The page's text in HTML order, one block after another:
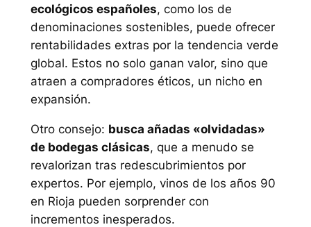
ecológicos españoles, como los de
denominaciones sostenibles, puede ofrecer
rentabilidades extras por la tendencia verde
global. Estos no solo ganan valor, sino que
atraen a compradores éticos, un nicho en
expansión.
Otro consejo: busca añadas «olvidadas»
de bodegas clásicas, que a menudo se
revalorizan tras redescubrimientos por
expertos. Por ejemplo, vinos de los años 90
en Rioja pueden sorprender con
incrementos inesperados.